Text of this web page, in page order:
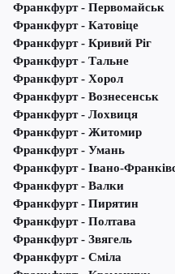
Франкфурт - Первомайськ
Франкфурт - Катовіце
Франкфурт - Кривий Ріг
Франкфурт - Тальне
Франкфурт - Хорол
Франкфурт - Вознесенськ
Франкфурт - Лохвиця
Франкфурт - Житомир
Франкфурт - Умань
Франкфурт - Івано-
Франкфурт - Валки
Франкфурт - Пирятин
Франкфурт - Полтава
Франкфурт - Звягель
Франкфурт - Сміла